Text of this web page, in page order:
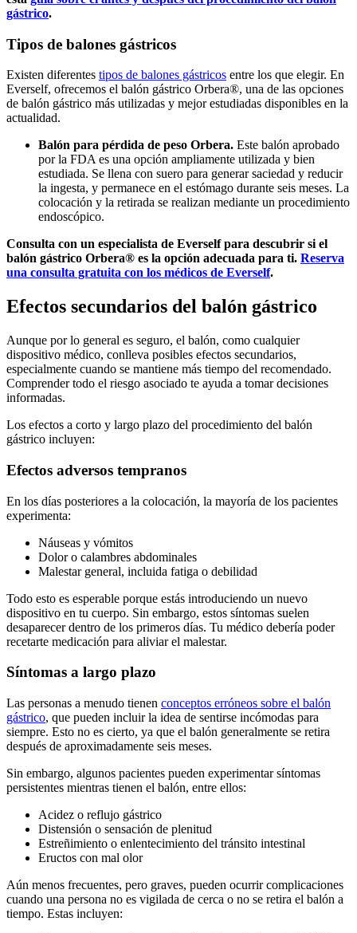
gástrico.
Tipos de balones gástricos
Existen diferentes tipos de balones gástricos entre los que elegir. En
Everself, ofrecemos el balón gástrico Orbera®, una de las opciones
de balón gástrico más utilizadas y mejor estudiadas disponibles en la
actualidad.
Balón para pérdida de peso Orbera. Este balón aprobado
por la FDA es una opción ampliamente utilizada y bien
estudiada. Se llena con suero para generar saciedad y reducir
la ingesta, y permanece en el estómago durante seis meses. La
colocación y la retirada se realizan mediante un procedimiento
endoscópico.
Consulta con un especialista de Everself para descubrir si el
balón gástrico Orbera® es la opción adecuada para ti. Reserva
una consulta gratuita con los médicos de Everself.
Efectos secundarios del balón gástrico
Aunque por lo general es seguro, el balón, como cualquier
dispositivo médico, conlleva posibles efectos secundarios,
especialmente cuando se mantiene más tiempo del recomendado.
Comprender todo el riesgo asociado te ayuda a tomar decisiones
informadas.
Los efectos a corto y largo plazo del procedimiento del balón
gástrico incluyen:
Efectos adversos tempranos
En los días posteriores a la colocación, la mayoría de los pacientes
experimenta:
Náuseas y vómitos
Dolor o calambres abdominales
Malestar general, incluida fatiga o debilidad
Todo esto es esperable porque estás introduciendo un nuevo
dispositivo en tu cuerpo. Sin embargo, estos síntomas suelen
desaparecer dentro de los primeros días. Tu médico debería poder
recetarte medicación para aliviar el malestar.
Síntomas a largo plazo
Las personas a menudo tienen conceptos erróneos sobre el balón
gástrico, que pueden incluir la idea de sentirse incómodas para
siempre. Esto no es cierto, ya que el balón generalmente se retira
después de aproximadamente seis meses.
Sin embargo, algunos pacientes pueden experimentar síntomas
persistentes mientras tienen el balón, entre ellos:
Acidez o reflujo gástrico
Distensión o sensación de plenitud
Estreñimiento o enlentecimiento del tránsito intestinal
Eructos con mal olor
Aún menos frecuentes, pero graves, pueden ocurrir complicaciones
cuando una persona no es vigilada de cerca o no se retira el balón a
tiempo. Estas incluyen: